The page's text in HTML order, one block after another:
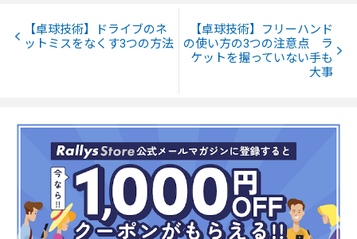
【卓球技術】ドライブのネ
ットミスをなくす3つの方法
【卓球技術】フリーハンド
の使い方の3つの注意点 ラ
ケットを握っていない手も
大事